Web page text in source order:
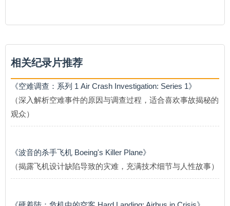
相关纪录片推荐
《空难调查：系列 1 Air Crash Investigation: Series 1》
（深入解析空难事件的原因与调查过程，适合喜欢事故揭秘的
观众）
《波音的杀手飞机 Boeing's Killer Plane》
（揭露飞机设计缺陷导致的灾难，充满技术细节与人性故事）